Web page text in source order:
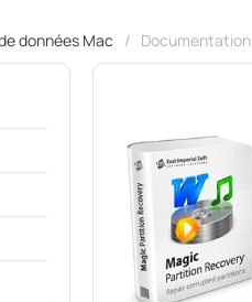
données Mac Documentation